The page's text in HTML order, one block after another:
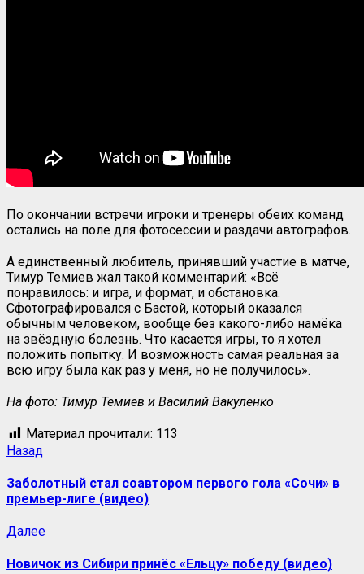
По окончании встречи игроки и тренеры обеих команд
остались на поле для фотосессии и раздачи автографов.
А единственный любитель, принявший участие в матче,
Тимур Темиев жал такой комментарий: «Всё
понравилось: и игра, и формат, и обстановка.
Сфотографировался с Бастой, который оказался
обычным человеком, вообще без какого-либо намёка
на звёздную болезнь. Что касается игры, то я хотел
положить попытку. И возможность самая реальная за
всю игру была как раз у меня, но не получилось».
На фото: Тимур Темиев и Василий Вакуленко
Материал прочитали: 113
Назад
Заболотный стал соавтором первого гола «Сочи» в
премьер-лиге (видео)
Далее
Новичок из Сибири принёс «Ельцу» победу (видео)